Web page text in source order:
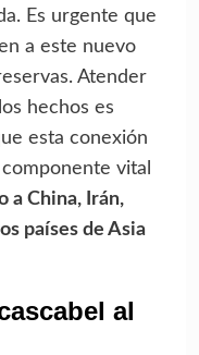
Es urgente que
a este nuevo
Atender
hechos es
esta conexión
vital
a China, Irán,
países de Asia
al